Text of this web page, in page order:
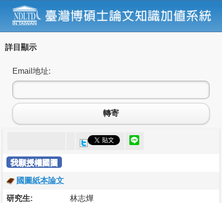
詳目顯示
Email地址:
轉寄
我願授權國圖
國圖紙本論文
研究生: 林志燁